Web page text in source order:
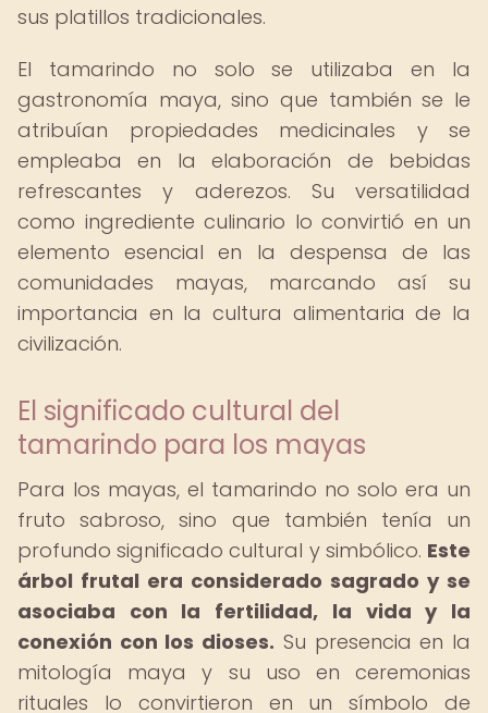
sus platillos tradicionales.
El tamarindo no solo se utilizaba en la
gastronomía maya, sino que también se le
atribuían propiedades medicinales y se
empleaba en la elaboración de bebidas
refrescantes y aderezos. Su versatilidad
como ingrediente culinario lo convirtió en un
elemento esencial en la despensa de las
comunidades mayas, marcando así su
importancia en la cultura alimentaria de la
civilización.
El significado cultural del
tamarindo para los mayas
Para los mayas, el tamarindo no solo era un
fruto sabroso, sino que también tenía un
profundo significado cultural y simbólico. Este
árbol frutal era considerado sagrado y se
asociaba con la fertilidad, la vida y la
conexión con los dioses. Su presencia en la
mitología maya y su uso en ceremonias
rituales lo convirtieron en un símbolo de